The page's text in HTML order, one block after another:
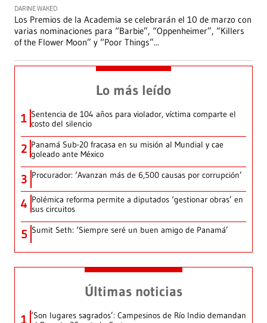
DARINE WAKED
Los Premios de la Academia se celebrarán el 10 de marzo con
varias nominaciones para “Barbie”, “Oppenheimer”, “Killers
of the Flower Moon” y “Poor Things”...
Lo más leído
1 Sentencia de 104 años para violador, víctima comparte el
costo del silencio
2 Panamá Sub-20 fracasa en su misión al Mundial y cae
goleado ante México
3 Procurador: ‘Avanzan más de 6,500 causas por corrupción’
4 Polémica reforma permite a diputados ‘gestionar obras’ en
sus circuitos
5 Sumit Seth: ‘Siempre seré un buen amigo de Panamá’
Últimas noticias
1 ‘Son lugares sagrados’: Campesinos de Río Indio demandan